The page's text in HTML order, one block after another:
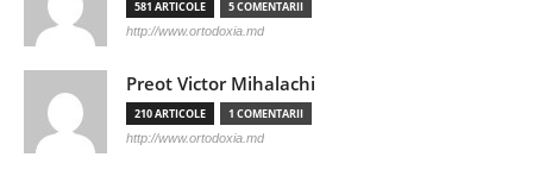
581 ARTICOLE 5 COMENTARII
http://www.ortodoxia.md
Preot Victor Mihalachi
210 ARTICOLE 1 COMENTARII
http://www.ortodoxia.md